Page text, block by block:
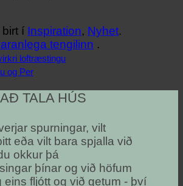
í Inspiration, Nyhet.
tengilinn .
loftræstingu
og Per
TALA HÚS
spurningar, vilt
eða vilt bara spjalla við
okkur þá
þínar og við höfum
eins fljótt og við getum - því